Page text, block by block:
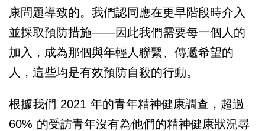
康問題導致的。我們認同應在更早階段時介入
並採取預防措施——因此我們需要每一個人的
加入，成為那個與年輕人聯繫、傳遞希望的
人，這些均是有效預防自殺的行動。
根據我們 2021 年的青年精神健康調查，超過
60% 的受訪青年沒有為他們的精神健康狀況尋